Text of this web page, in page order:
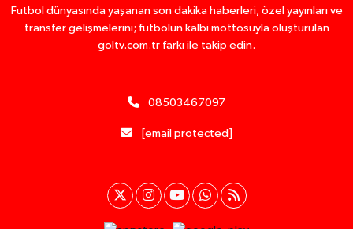
Futbol dünyasında yaşanan son dakika haberleri, özel yayınları ve
transfer gelişmelerini; futbolun kalbi mottosuyla oluşturulan
goltv.com.tr farkı ile takip edin.
08503467097
[email protected]